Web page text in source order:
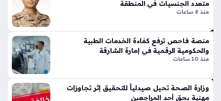
ص
م
الت
قلي
دي
بلم
سا
ت
عو
دي
ة
تق
فز
نح
الاك
تفا
متعدد الجنسيات في المنطقة
منذ 8 ساعات
منصة فاحص ترفع كفاءة الخدمات الطبية
والحكومية الرقمية في إمارة الشارقة
منذ 10 ساعات
وزارة الصحة تحيل صيدلياً للتحقيق إثر تجاوزات
مهنية بحق أحد المراجعين